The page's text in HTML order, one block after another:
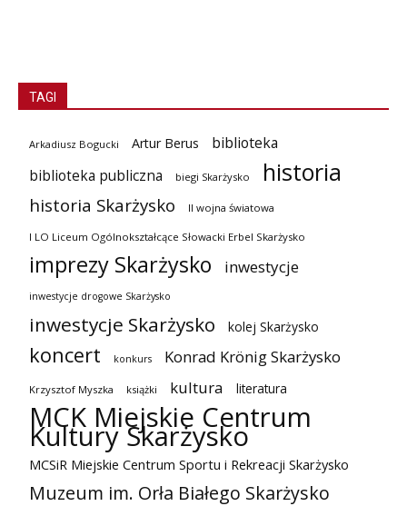
TAGI
Arkadiusz Bogucki Artur Berus
biblioteka
biblioteka publiczna
biegi Skarżysko historia
historia Skarżysko II wojna światowa
I LO Liceum Ogólnokształcące Słowacki Erbel Skarżysko
imprezy Skarżysko inwestycje
inwestycje drogowe Skarżysko
inwestycje Skarżysko kolej Skarżysko
koncert konkurs Konrad Krönig Skarżysko
Krzysztof Myszka książki kultura literatura
MCK Miejskie Centrum
Kultury Skarżysko
MCSiR Miejskie Centrum Sportu i Rekreacji Skarżysko
Muzeum im. Orła Białego Skarżysko